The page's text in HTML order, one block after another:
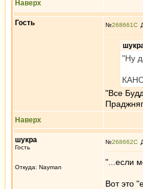
Наверх
Гость №268661
"Ну
"Все
Наверх
шукра
Гость
Откуда: Nayman
№268662
"...если
Вот это